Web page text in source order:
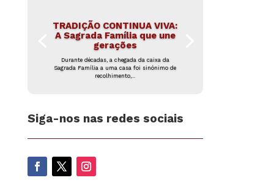
TRADIÇÃO CONTINUA VIVA:
A Sagrada Família que une
gerações
Durante décadas, a chegada da caixa da
Sagrada Família a uma casa foi sinónimo de
recolhimento,...
Siga-nos nas redes sociais